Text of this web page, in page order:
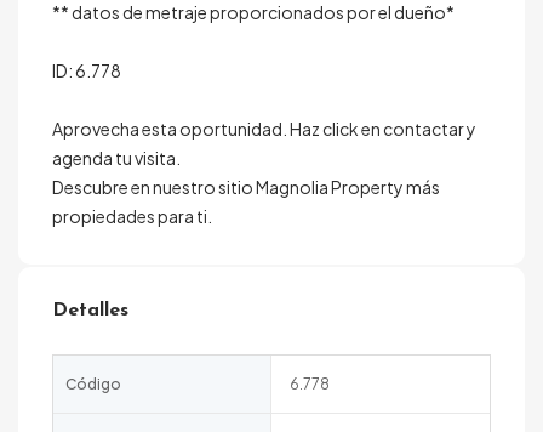
** datos de metraje proporcionados por el dueño*
ID: 6.778
Aprovecha esta oportunidad. Haz click en contactar y
agenda tu visita.
Descubre en nuestro sitio Magnolia Property más
propiedades para ti.
Detalles
Código 6.778